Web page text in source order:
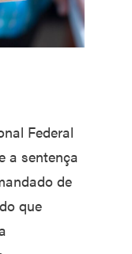
Federal
a sentença
de
que